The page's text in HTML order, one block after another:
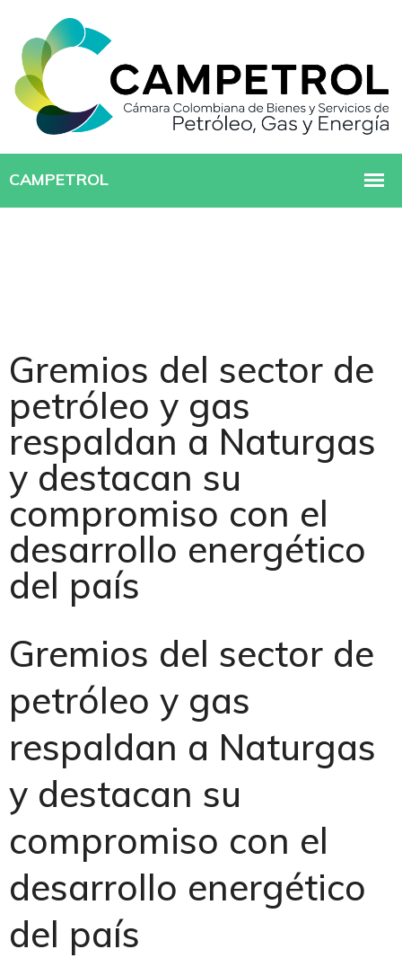
Gremios del sector de
petróleo y gas
respaldan a Naturgas
y destacan su
compromiso con el
desarrollo energético
del país
Gremios del sector de
petróleo y gas
respaldan a Naturgas
y destacan su
compromiso con el
desarrollo energético
del país